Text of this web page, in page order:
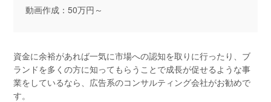
動画作成：50万円～
資金に余裕があれば一気に市場への認知を取りに行ったり、ブ
ランドを多くの方に知ってもらうことで成長が促せるような事
業をしているなら、広告系のコンサルティング会社がお勧めで
す。